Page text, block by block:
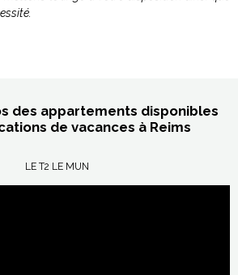
des appartements disponibles
de vacances à Reims
LE T2 LE MUN